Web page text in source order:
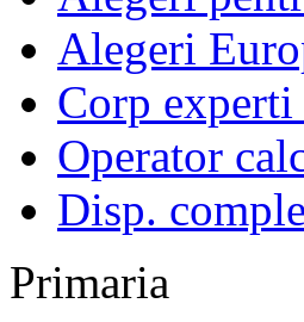
Alegeri
Corp
Operator
Disp.
Primaria